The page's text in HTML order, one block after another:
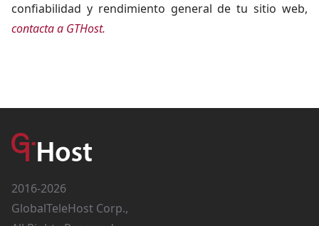
confiabilidad y rendimiento general de tu sitio web,
contacta a GTHost.
2016-2026
GlobalTeleHost Corp.,